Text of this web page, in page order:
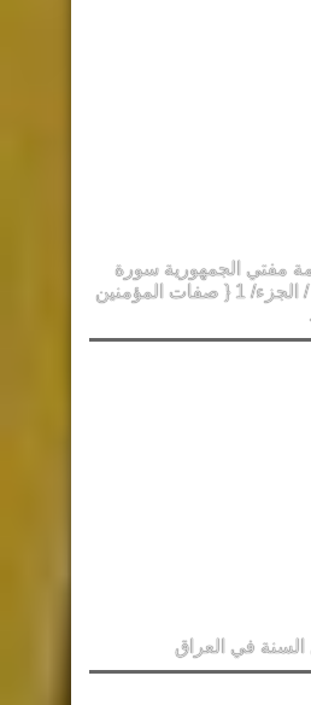
مفتي الجمهورية سورة
الجن دروس وعبر / الجزء/ 1 { صفات المؤمنين
السنة في العراق